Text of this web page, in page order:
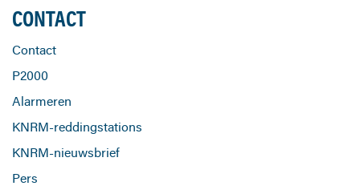
CONTACT
Contact
P2000
Alarmeren
KNRM-reddingstations
KNRM-nieuwsbrief
Pers